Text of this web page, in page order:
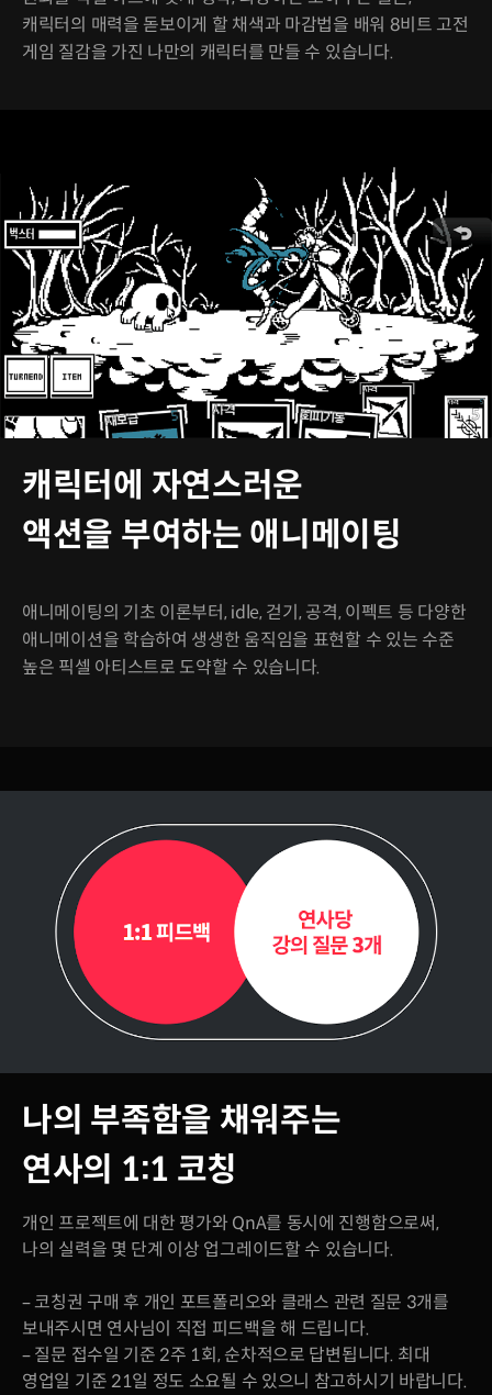
캐릭터의 매력을 돋보이게 할 채색과 마감법을 배워 8비트 고전
게임 질감을 가진 나만의 캐릭터를 만들 수 있습니다.
캐릭터에 자연스러운
액션을 부여하는 애니메이팅
애니메이팅의 기초 이론부터, idle, 걷기, 공격, 이펙트 등 다양한
애니메이션을 학습하여 생생한 움직임을 표현할 수 있는 수준
높은 픽셀 아티스트로 도약할 수 있습니다.
나의 부족함을 채워주는
연사의 1:1 코칭
개인 프로젝트에 대한 평가와 QnA를 동시에 진행함으로써,
나의 실력을 몇 단계 이상 업그레이드할 수 있습니다.
– 코칭권 구매 후 개인 포트폴리오와 클래스 관련 질문 3개를
보내주시면 연사님이 직접 피드백을 해 드립니다.
– 질문 접수일 기준 2주 1회, 순차적으로 답변됩니다. 최대
영업일 기준 21일 정도 소요될 수 있으니 참고하시기 바랍니다.